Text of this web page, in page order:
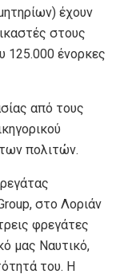
έχουν
στους
125.000 ένορκες
από τους
πολιτών.
στο Λοριάν
φρεγάτες
μας Ναυτικό,
του. Η